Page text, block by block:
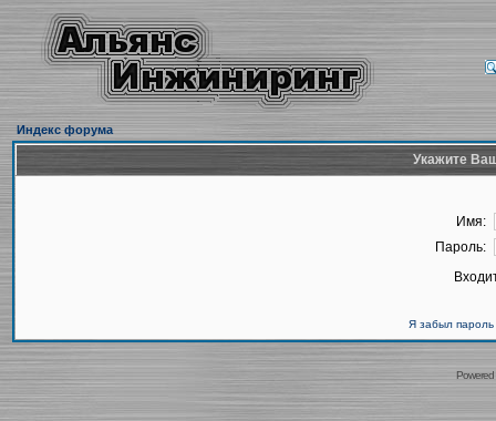
Индекс форума
Укажите
Имя:
Пароль:
Я забыл пароль